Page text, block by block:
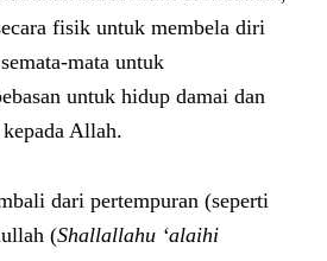
fisik untuk membela diri
mata untuk
untuk hidup damai dan
Allah.
dari pertempuran (seperti
(Shallallahu ‘alaihi